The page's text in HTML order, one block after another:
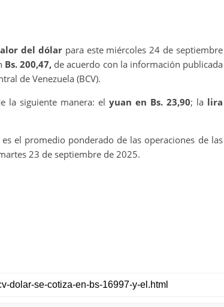
del dólar para este miércoles 24 de septiembre
Bs. 200,47, de acuerdo con la información publicada
de Venezuela (BCV).
la siguiente manera: el yuan en Bs. 23,90; la lira
el promedio ponderado de las operaciones de las
23 de septiembre de 2025.